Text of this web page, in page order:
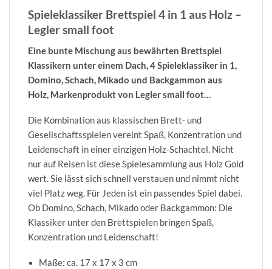
Spieleklassiker Brettspiel 4 in 1 aus Holz –
Legler small foot
Eine bunte Mischung aus bewährten Brettspiel
Klassikern unter einem Dach,4 Spieleklassiker in 1,
Domino, Schach, Mikado und Backgammon aus
Holz, Markenprodukt von Legler small foot…
Die Kombination aus klassischen Brett- und
Gesellschaftsspielen vereint Spaß, Konzentration und
Leidenschaft in einer einzigen Holz-Schachtel. Nicht
nur auf Reisen ist diese Spielesammlung aus Holz Gold
wert. Sie lässt sich schnell verstauen und nimmt nicht
viel Platz weg. Für Jeden ist ein passendes Spiel dabei.
Ob Domino, Schach, Mikado oder Backgammon: Die
Klassiker unter den Brettspielen bringen Spaß,
Konzentration und Leidenschaft!
Maße: ca. 17 x 17 x 3 cm